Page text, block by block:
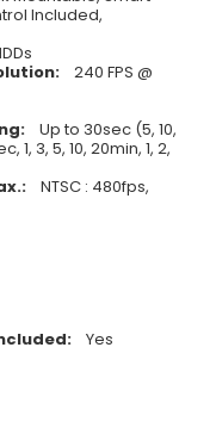
Included,
240 FPS @
Up to 30sec (5, 10,
1, 3, 5, 10, 20min, 1, 2,
NTSC : 480fps,
Yes